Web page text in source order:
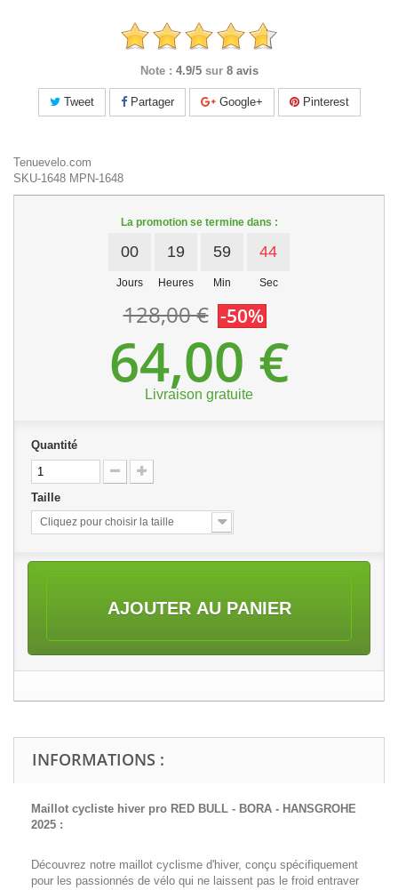
Note : 4.9/5 sur 8 avis
Tweet Partager Google+ Pinterest
Tenuevelo.com
SKU-1648 MPN-1648
La promotion se termine dans :
00
Jours
19
Heures
59
Min
43
Sec
128,00 € -50%
64,00 €
Livraison gratuite
Quantité
Taille
Cliquez pour choisir la taille
AJOUTER AU PANIER
INFORMATIONS :
Maillot cycliste hiver pro RED BULL - BORA - HANSGROHE
2025 :
Découvrez notre maillot cyclisme d'hiver, conçu spécifiquement
pour les passionnés de vélo qui ne laissent pas le froid entraver